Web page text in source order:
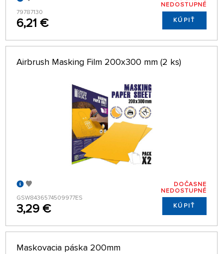
79787130
6,21 €
NEDOSTUPNÉ
KÚPIŤ
Airbrush Masking Film 200x300 mm (2 ks)
GSW8436574509977ES
3,29 €
DOČASNE
NEDOSTUPNÉ
KÚPIŤ
Maskovacia páska 200mm